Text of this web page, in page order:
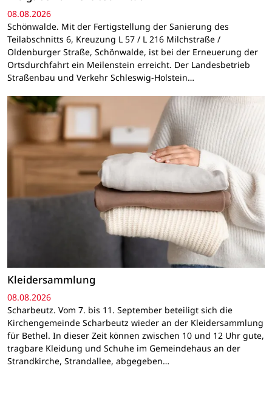
08.08.2026
Schönwalde. Mit der Fertigstellung der Sanierung des
Teilabschnitts 6, Kreuzung L 57 / L 216 Milchstraße /
Oldenburger Straße, Schönwalde, ist bei der Erneuerung der
Ortsdurchfahrt ein Meilenstein erreicht. Der Landesbetrieb
Straßenbau und Verkehr Schleswig-Holstein…
Kleidersammlung
08.08.2026
Scharbeutz. Vom 7. bis 11. September beteiligt sich die
Kirchengemeinde Scharbeutz wieder an der Kleidersammlung
für Bethel. In dieser Zeit können zwischen 10 und 12 Uhr gute,
tragbare Kleidung und Schuhe im Gemeindehaus an der
Strandkirche, Strandallee, abgegeben…